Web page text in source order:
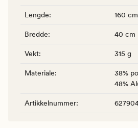
Lengde: 160 cm
Bredde: 40 cm
Vekt: 315 g
Materiale:
38%
48%
Artikkelnummer: